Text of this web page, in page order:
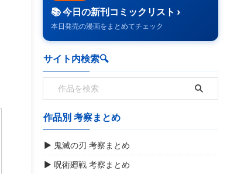
📚 今日の新刊コミックリスト ›
本日発売の漫画をまとめてチェック
サイト内検索🔍️
作品別 考察まとめ
▶ 鬼滅の刃 考察まとめ
▶ 呪術廻戦 考察まとめ